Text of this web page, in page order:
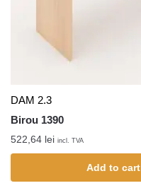
DAM 2.3
Birou 1390
522,64 lei incl. TVA
Add to cart